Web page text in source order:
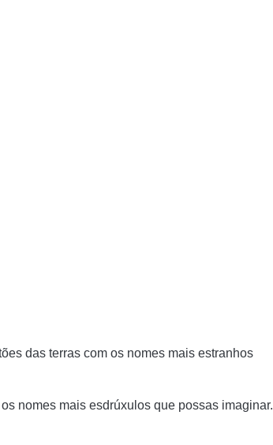
das terras com os nomes mais estranhos
nomes mais esdrúxulos que possas imaginar.